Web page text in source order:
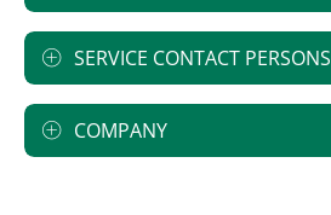
SERVICE CONTACT PERSONS
COMPANY